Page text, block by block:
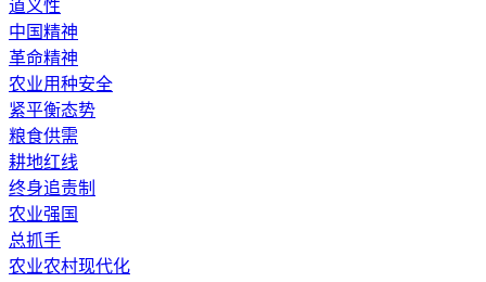
道义性
中国精神
革命精神
农业用种安全
紧平衡态势
粮食供需
耕地红线
终身追责制
农业强国
总抓手
农业农村现代化